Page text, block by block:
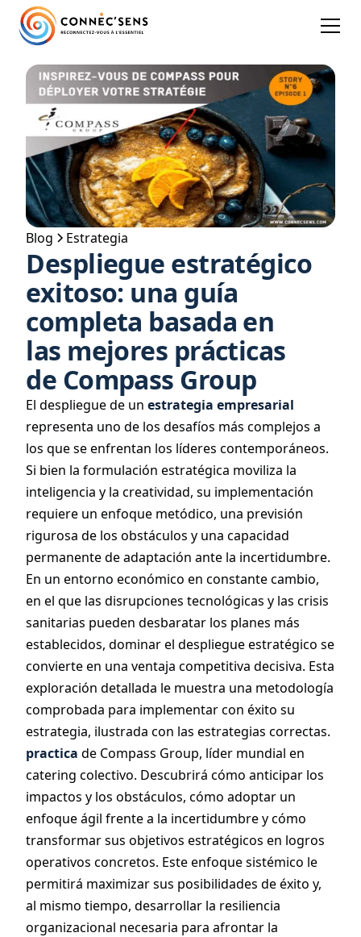
Blog Estrategia
Despliegue estratégico
exitoso: una guía
completa basada en
las mejores prácticas
de Compass Group
El despliegue de unestrategia empresarial
representa uno de los desafíos más complejos a
los que se enfrentan los líderes contemporáneos.
Si bien la formulación estratégica moviliza la
inteligencia y la creatividad, su implementación
requiere un enfoque metódico, una previsión
rigurosa de los obstáculos y una capacidad
permanente de adaptación ante la incertidumbre.
En un entorno económico en constante cambio,
en el que las disrupciones tecnológicas y las crisis
sanitarias pueden desbaratar los planes más
establecidos, dominar el despliegue estratégico se
convierte en una ventaja competitiva decisiva. Esta
exploración detallada le muestra una metodología
comprobada para implementar con éxito su
estrategia, ilustrada con las estrategias correctas.
practica de Compass Group, líder mundial en
catering colectivo. Descubrirá cómo anticipar los
impactos y los obstáculos, cómo adoptar un
enfoque ágil frente a la incertidumbre y cómo
transformar sus objetivos estratégicos en logros
operativos concretos. Este enfoque sistémico le
permitirá maximizar sus posibilidades de éxito y,
al mismo tiempo, desarrollar la resiliencia
organizacional necesaria para afrontar la